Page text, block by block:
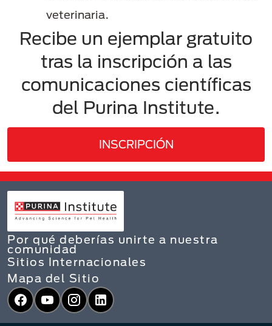
veterinaria.
Recibe un ejemplar gratuito
tras la inscripción a las
comunicaciones científicas
del Purina Institute​.
INSCRIPCIÓN
Por qué deberías unirte a nuestra
comunidad
Sitios Internacionales
Mapa del Sitio
Facebook
YouTubeInstagram
LinkedIn